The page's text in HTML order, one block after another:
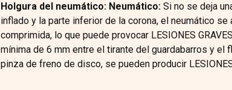
Holgura del neumático: Neumático:Si no se deja
inflado y la parte inferior de la corona, el neumático
comprimida, lo que puede provocar LESIONES
mínima de 6 mm entre el tirante del guardabarros y el
pinza de freno de disco, se pueden producir LESIONES